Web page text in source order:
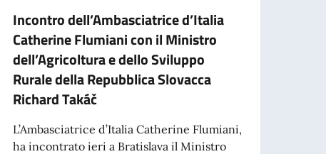
Incontro dell’Ambasciatrice d’Italia
Catherine Flumiani con il Ministro
dell’Agricoltura e dello Sviluppo
Rurale della Repubblica Slovacca
Richard Takáč
L’Ambasciatrice d’Italia Catherine Flumiani,
ha incontrato ieri a Bratislava il Ministro